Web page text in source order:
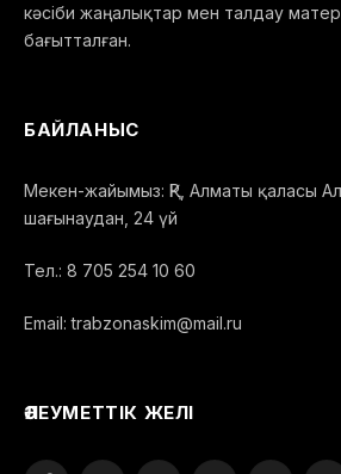
кәсіби жаңалықтар мен талдау
бағытталған.
БАЙЛАНЫС
Мекен-жайымыз: ҚР, Алматы қаласы
шағынаудан, 24 үй
Тел.: 8 705 254 10 60
Email: trabzonaskim@mail.ru
ӘЛЕУМЕТТІК ЖЕЛІ